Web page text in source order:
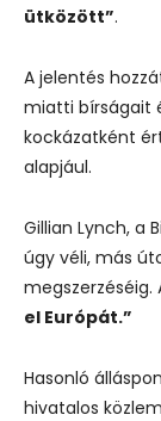
ütközött”.
A jelentés
miatti bírságait
kockázatként
alapjául.
Gillian Lynch, a
úgy véli, más
megszerzéséig.
el Európát.”
Hasonló
hivatalos